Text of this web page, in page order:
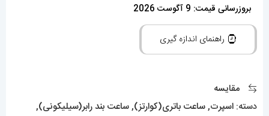
مردانه
هابلوت
کرنوگراف
HUBLOT
بروزرسانی قیمت: 9 آگوست 2026
راهنمای اندازه گیری
مقایسه
دسته: اسپرت,ساعت باتری(کوارتز),ساعت بند رابر(سیلیکونی),